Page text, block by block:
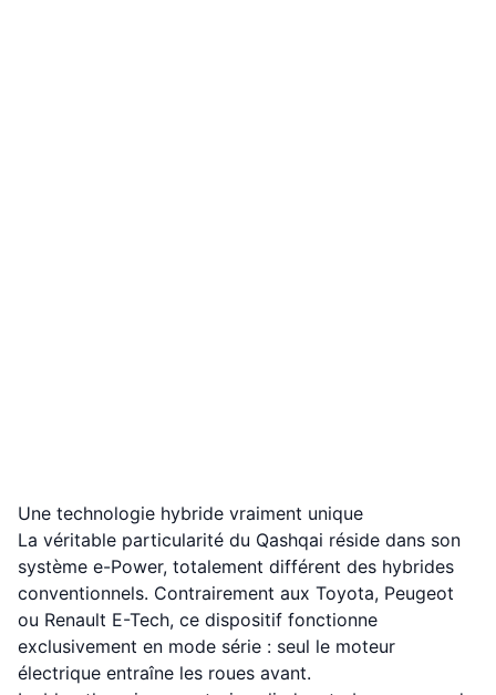
Une technologie hybride vraiment unique
La véritable particularité du Qashqai réside dans son
système e-Power, totalement différent des hybrides
conventionnels. Contrairement aux Toyota, Peugeot
ou Renault E-Tech, ce dispositif fonctionne
exclusivement en mode série : seul le moteur
électrique entraîne les roues avant.